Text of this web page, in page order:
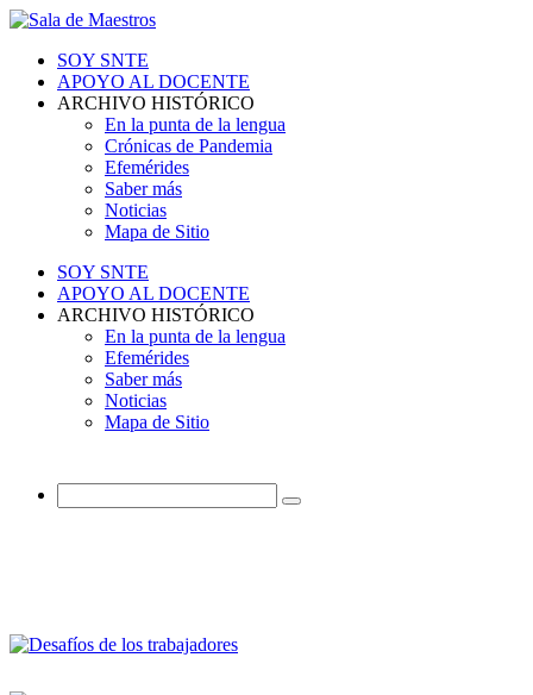
SOY SNTE
APOYO AL DOCENTE
ARCHIVO HISTÓRICO
En la punta de la lengua
Crónicas de Pandemia
Efemérides
Saber más
Noticias
Mapa de Sitio
SOY SNTE
APOYO AL DOCENTE
ARCHIVO HISTÓRICO
En la punta de la lengua
Efemérides
Saber más
Noticias
Mapa de Sitio